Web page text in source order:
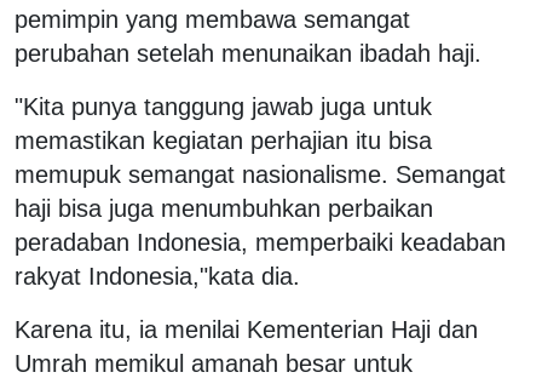
pemimpin yang membawa semangat
perubahan setelah menunaikan ibadah haji.
"Kita punya tanggung jawab juga untuk
memastikan kegiatan perhajian itu bisa
memupuk semangat nasionalisme. Semangat
haji bisa juga menumbuhkan perbaikan
peradaban Indonesia, memperbaiki keadaban
rakyat Indonesia,"kata dia.
Karena itu, ia menilai Kementerian Haji dan
Umrah memikul amanah besar untuk